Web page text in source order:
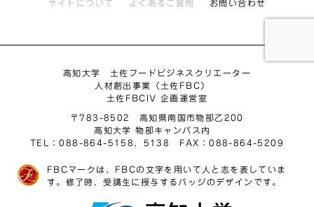
サイトについて よくあるご質問 お問い合わせ
高知大学 土佐フードビジネスクリエーター
人材創出事業（土佐FBC）
土佐FBCIV 企画運営室
〒783-8502 高知県南国市物部乙200
高知大学 物部キャンパス内
TEL：088-864-5158、5138 FAX：088-864-5209
FBCマークは、FBCの文字を用いて人と志を表していま
す。修了時、受講生に授与するバッジのデザインです。